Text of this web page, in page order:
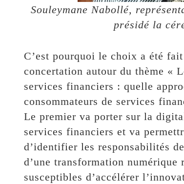
Souleymane Nabollé,
présidé la
C’est pourquoi le choix a été
concertation autour du thème «
services financiers : quelle
consommateurs de services
Le premier va porter sur la
services financiers et va
d’identifier les responsabilités
d’une transformation numérique
susceptibles d’accélérer